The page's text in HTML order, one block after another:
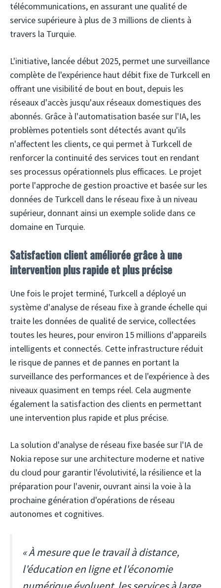
télécommunications, en assurant une qualité de
service supérieure à plus de 3 millions de clients à
travers la Turquie.
L'initiative, lancée début 2025, permet une surveillance
complète de l'expérience haut débit fixe de Turkcell en
offrant une visibilité de bout en bout, depuis les
réseaux d'accès jusqu'aux réseaux domestiques des
abonnés. Grâce à l'automatisation basée sur l'IA, les
problèmes potentiels sont détectés avant qu'ils
n'affectent les clients, ce qui permet à Turkcell de
renforcer la continuité des services tout en rendant
ses processus opérationnels plus efficaces. Le projet
porte l'approche de gestion proactive et basée sur les
données de Turkcell dans le réseau fixe à un niveau
supérieur, donnant ainsi un exemple solide dans ce
domaine en Turquie.
Satisfaction client améliorée grâce à une
intervention plus rapide et plus précise
Une fois le projet terminé, Turkcell a déployé un
système d'analyse de réseau fixe à grande échelle qui
traite les données de qualité de service, collectées
toutes les heures, pour environ 15 millions d'appareils
intelligents et connectés. Cette infrastructure réduit
le risque de pannes et de pannes en portant la
surveillance des performances et de l'expérience à des
niveaux quasiment en temps réel. Cela augmente
également la satisfaction des clients en permettant
une intervention plus rapide et plus précise.
La solution d'analyse de réseau fixe basée sur l'IA de
Nokia repose sur une architecture moderne et native
du cloud pour garantir l'évolutivité, la résilience et la
préparation pour l'avenir, ouvrant ainsi la voie à la
prochaine génération d'opérations de réseau
autonomes et cognitives.
« À mesure que le travail à distance,
l'éducation en ligne et l'économie